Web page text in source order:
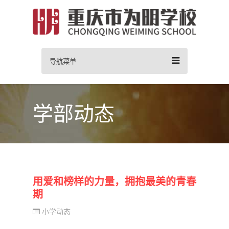
导航菜单
学部动态
用爱和榜样的力量，拥抱最美的青春
期
小学动态